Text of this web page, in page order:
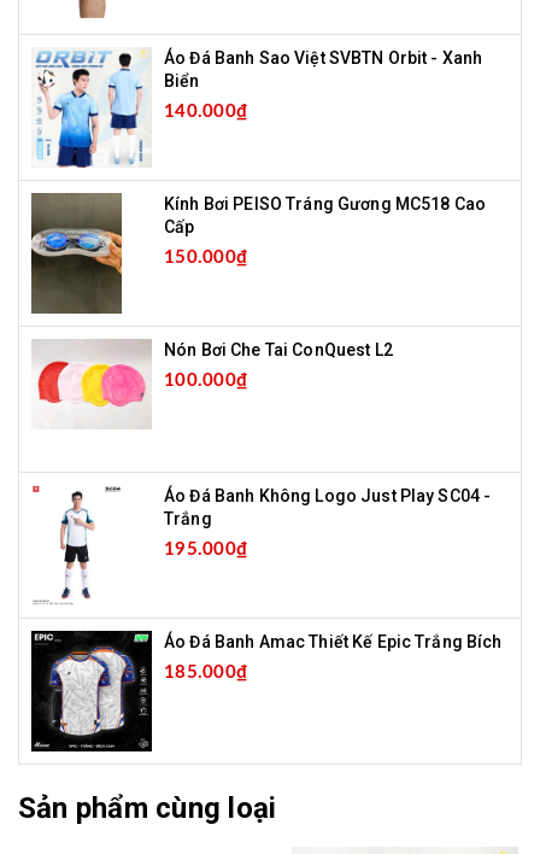
Áo Đá Banh Sao Việt SVBTN Orbit - Xanh
Biển
140.000₫
Kính Bơi PEISO Tráng Gương MC518 Cao
Cấp
150.000₫
Nón Bơi Che Tai ConQuest L2
100.000₫
Áo Đá Banh Không Logo Just Play SC04 -
Trắng
195.000₫
Áo Đá Banh Amac Thiết Kế Epic Trắng Bích
185.000₫
Sản phẩm cùng loại